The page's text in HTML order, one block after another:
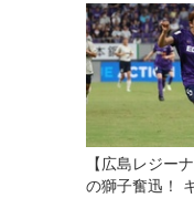
戸を下す◎WE
シエカップ
【広島レジー
の獅子奮迅！